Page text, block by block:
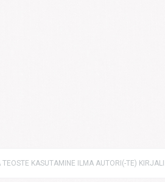
KASUTAMINE ILMA AUTORI(-TE)